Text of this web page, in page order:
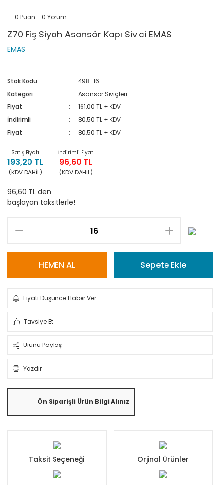
0 Puan - 0 Yorum
Z70 Fiş Siyah Asansör Kapı Sivici EMAS
EMAS
Stok Kodu
498-16
Kategori
Asansör Siviçleri
Fiyat
161,00 TL + KDV
İndirimli
80,50 TL + KDV
Fiyat
80,50 TL + KDV
Satış Fiyatı
193,20 TL
(KDV DAHİL)
İndirimli Fiyat
96,60 TL
(KDV DAHİL)
96,60 TL den
başlayan taksitlerle!
HEMEN AL Sepete Ekle
Fiyatı Düşünce Haber Ver
Tavsiye Et
Ürünü Paylaş
Yazdır
Ön Siparişli Ürün Bilgi Alınız
Taksit Seçeneği Orjinal Ürünler